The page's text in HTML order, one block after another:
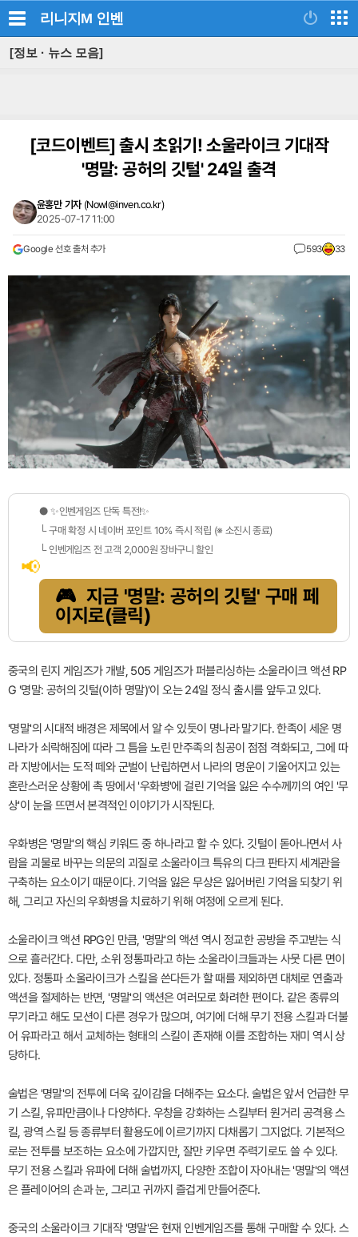
리니지M 인벤
[정보 · 뉴스 모음]
[코드이벤트]출시 초읽기! 소울라이크 기대작
'명말: 공허의 깃털' 24일 출격
윤홍만 기자 (Nowl@inven.co.kr)
2025-07-17 11:00
Google 선호 출처 추가 593 33
📢
● ✨인벤게임즈 단독 특전!✨
└ 구매 확정 시 네이버 포인트 10% 즉시 적립 (※ 소진시 종료)
└ 인벤게임즈 전 고객 2,000원 장바구니 할인
🎮 지금 '명말: 공허의 깃털' 구매 페
이지로(클릭)
중국의 린지 게임즈가 개발, 505 게임즈가 퍼블리싱하는 소울라이크 액션 RP
G '명말: 공허의 깃털(이하 명말)'이 오는 24일 정식 출시를 앞두고 있다.
'명말'의 시대적 배경은 제목에서 알 수 있듯이 명나라 말기다. 한족이 세운 명
나라가 쇠락해짐에 따라 그 틈을 노린 만주족의 침공이 점점 격화되고, 그에 따
라 지방에서는 도적 떼와 군벌이 난립하면서 나라의 명운이 기울어지고 있는
혼란스러운 상황에 촉 땅에서 '우화병'에 걸린 기억을 잃은 수수께끼의 여인 '무
상'이 눈을 뜨면서 본격적인 이야기가 시작된다.
우화병은 '명말'의 핵심 키워드 중 하나라고 할 수 있다. 깃털이 돋아나면서 사
람을 괴물로 바꾸는 의문의 괴질로 소울라이크 특유의 다크 판타지 세계관을
구축하는 요소이기 때문이다. 기억을 잃은 무상은 잃어버린 기억을 되찾기 위
해, 그리고 자신의 우화병을 치료하기 위해 여정에 오르게 된다.
소울라이크 액션 RPG인 만큼, '명말'의 액션 역시 정교한 공방을 주고받는 식
으로 흘러간다. 다만, 소위 정통파라고 하는 소울라이크들과는 사뭇 다른 면이
있다. 정통파 소울라이크가 스킬을 쓴다든가 할 때를 제외하면 대체로 연출과
액션을 절제하는 반면, '명말'의 액션은 여러모로 화려한 편이다. 같은 종류의
무기라고 해도 모션이 다른 경우가 많으며, 여기에 더해 무기 전용 스킬과 더불
어 유파라고 해서 교체하는 형태의 스킬이 존재해 이를 조합하는 재미 역시 상
당하다.
술법은 '명말'의 전투에 더욱 깊이감을 더해주는 요소다. 술법은 앞서 언급한 무
기 스킬, 유파만큼이나 다양하다. 우창을 강화하는 스킬부터 원거리 공격용 스
킬, 광역 스킬 등 종류부터 활용도에 이르기까지 다채롭기 그지없다. 기본적으
로는 전투를 보조하는 요소에 가깝지만, 잘만 키우면 주력기로도 쓸 수 있다.
무기 전용 스킬과 유파에 더해 술법까지, 다양한 조합이 자아내는 '명말'의 액션
은 플레이어의 손과 눈, 그리고 귀까지 즐겁게 만들어준다.
중국의 소울라이크 기대작 '명말'은 현재 인벤게임즈를 통해 구매할 수 있다. 스